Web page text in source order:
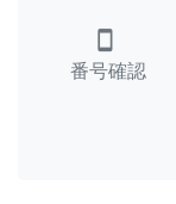
smartphone
番号確認